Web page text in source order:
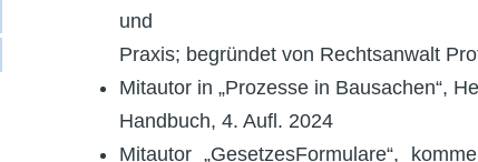
und
Praxis; begründet von Rechtsanwalt
Mitautor in „Prozesse in Bausachen“,
Handbuch, 4. Aufl. 2024
Mitautor „GesetzesFormulare“,